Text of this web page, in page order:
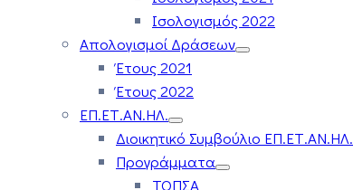
Ισολογισμός 2022
Απολογισμοί Δράσεων
Έτους 2021
Έτους 2022
ΕΠ.ΕΤ.ΑΝ.ΗΛ.
Διοικητικό Συμβούλιο ΕΠ.ΕΤ.ΑΝ.ΗΛ.
Προγράμματα
ΤΟΠΣΑ